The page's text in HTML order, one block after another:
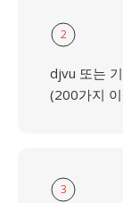
2
djvu 또는
(200가지
3